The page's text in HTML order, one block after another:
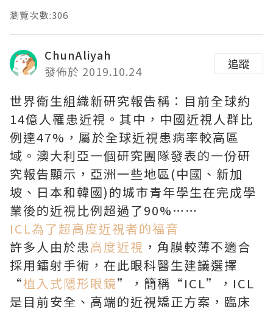
瀏覽次數:306
ChunAliyah
發佈於 2019.10.24
追蹤
世界衛生組織新研究報告稱：目前全球約
14億人罹患近視。其中，中國近視人群比
例達47%，屬於全球近視患病率較高區
域。澳大利亞一個研究團隊發表的一份研
究報告顯示，亞洲一些地區(中國、新加
坡、日本和韓國)的城市青年學生在完成學
業後的近視比例超過了90%……
ICL為了超高度近視者的福音
許多人由於患高度近視 ，角膜較薄不適合
採用鐳射手術，在此眼科醫生建議選擇
“植入式隱形眼鏡”，簡稱“ICL”，ICL
是目前安全、高端的近視矯正方案，臨床